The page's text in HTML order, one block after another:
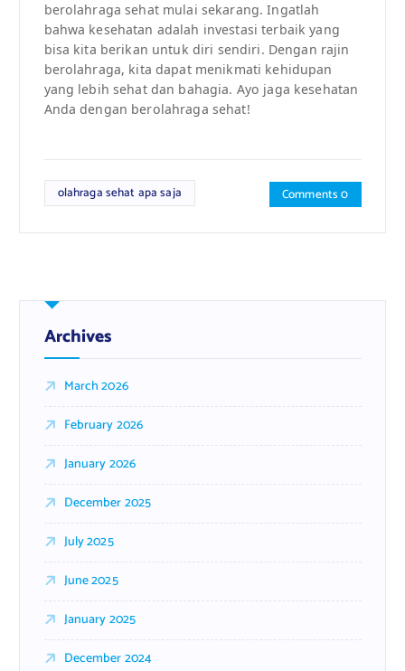
berolahraga sehat mulai sekarang. Ingatlah
bahwa kesehatan adalah investasi terbaik yang
bisa kita berikan untuk diri sendiri. Dengan rajin
berolahraga, kita dapat menikmati kehidupan
yang lebih sehat dan bahagia. Ayo jaga kesehatan
Anda dengan berolahraga sehat!
olahraga sehat apa saja Comments 0
Archives
March 2026
February 2026
January 2026
December 2025
July 2025
June 2025
January 2025
December 2024